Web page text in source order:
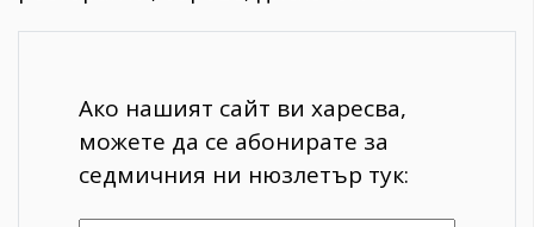
Ако нашият сайт ви харесва,
можете да се абонирате за
седмичния ни нюзлетър тук: